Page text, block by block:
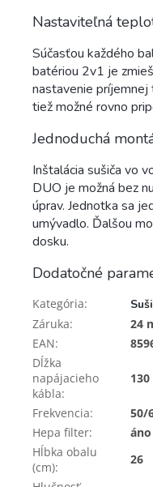
Nastaviteľná
Súčasťou každého
batériou 2v1 je
nastavenie
tiež možné rovno
Jednoduchá
Inštalácia sušiča vo
DUO je možná bez
úprav. Jednotka sa
umývadlo. Ďalšou
dosku.
Dodatočné
Kategória:
Záruka:
24
EAN:
Dĺžka
napájacieho
kábla:
Frekvencia:
50/
Hepa filter:
áno
Hĺbka obalu
(cm):
26